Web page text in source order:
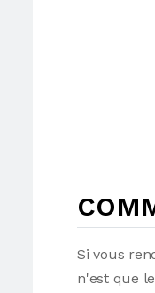
Si vous
n'est que